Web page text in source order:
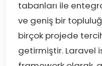
tabanları ile
ve geniş bir
birçok projede
getirmiştir. Laravel